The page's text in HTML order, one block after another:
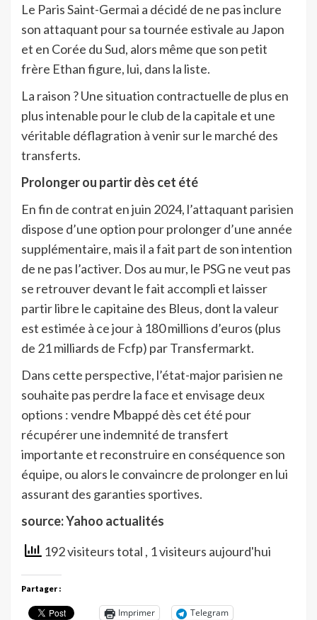
Le Paris Saint-Germai a décidé de ne pas inclure
son attaquant pour sa tournée estivale au Japon
et en Corée du Sud, alors même que son petit
frère Ethan figure, lui, dans la liste.
La raison ? Une situation contractuelle de plus en
plus intenable pour le club de la capitale et une
véritable déflagration à venir sur le marché des
transferts.
Prolonger ou partir dès cet été
En fin de contrat en juin 2024, l’attaquant parisien
dispose d’une option pour prolonger d’une année
supplémentaire, mais il a fait part de son intention
de ne pas l’activer. Dos au mur, le PSG ne veut pas
se retrouver devant le fait accompli et laisser
partir libre le capitaine des Bleus, dont la valeur
est estimée à ce jour à 180 millions d’euros (plus
de 21 milliards de Fcfp) par Transfermarkt.
Dans cette perspective, l’état-major parisien ne
souhaite pas perdre la face et envisage deux
options : vendre Mbappé dès cet été pour
récupérer une indemnité de transfert
importante et reconstruire en conséquence son
équipe, ou alors le convaincre de prolonger en lui
assurant des garanties sportives.
source: Yahoo actualités
192 visiteurs total , 1 visiteurs aujourd'hui
Partager :
Imprimer
Telegram